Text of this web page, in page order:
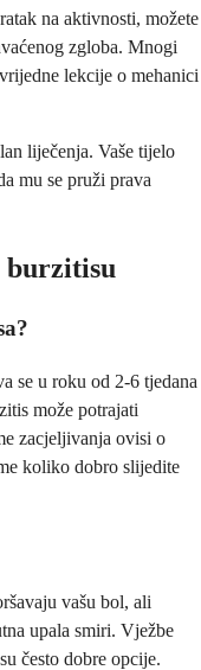
na aktivnosti, možete
zgloba. Mnogi
lekcije o mehanici
liječenja. Vaše tijelo
mu se pruži prava
burzitisu
se u roku od 2-6 tjedana
može potrajati
zacjeljivanja ovisi o
koliko dobro slijedite
vašu bol, ali
upala smiri. Vježbe
često dobre opcije.